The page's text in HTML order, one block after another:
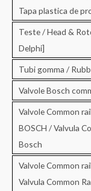
Tapa plastica de
Teste / Head &
Delphi]
Tubi gomma /
Valvole Bosch
Valvole Common
BOSCH / Valvula
Bosch
Valvole Common
Valvula Common